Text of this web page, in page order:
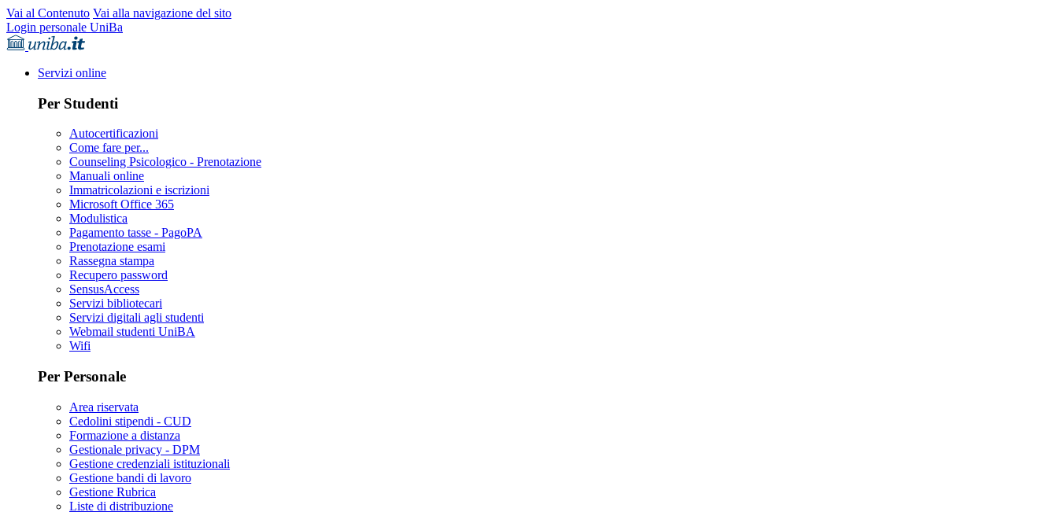
Vai al Contenuto Vai alla navigazione del sito
Login personale UniBa
Servizi online
Per Studenti
Autocertificazioni
Come fare per...
Counseling Psicologico - Prenotazione
Manuali online
Immatricolazioni e iscrizioni
Microsoft Office 365
Modulistica
Pagamento tasse - PagoPA
Prenotazione esami
Rassegna stampa
Recupero password
SensusAccess
Servizi bibliotecari
Servizi digitali agli studenti
Webmail studenti UniBA
Wifi
Per Personale
Area riservata
Cedolini stipendi - CUD
Formazione a distanza
Gestionale privacy - DPM
Gestione credenziali istituzionali
Gestione bandi di lavoro
Gestione Rubrica
Liste di distribuzione